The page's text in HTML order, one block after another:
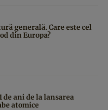
generală. Care este cel
din Europa?
de ani de la lansarea
atomice